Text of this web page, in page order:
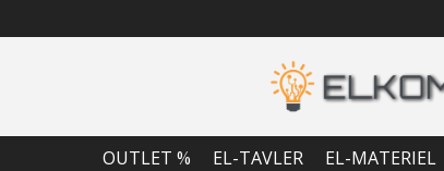
OUTLET % EL-TAVLER EL-MATERIEL